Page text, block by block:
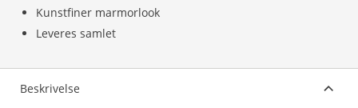
Kunstfiner marmorlook
Leveres samlet
Beskrivelse